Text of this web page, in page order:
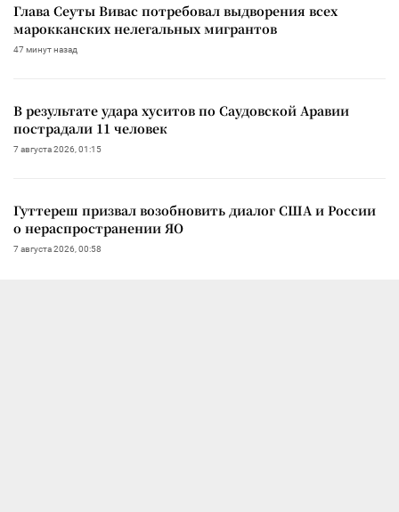
Глава Сеуты Вивас потребовал выдворения всех
марокканских нелегальных мигрантов
47 минут назад
В результате удара хуситов по Саудовской Аравии
пострадали 11 человек
7 августа 2026, 01:15
Гуттереш призвал возобновить диалог США и России
о нераспространении ЯО
7 августа 2026, 00:58